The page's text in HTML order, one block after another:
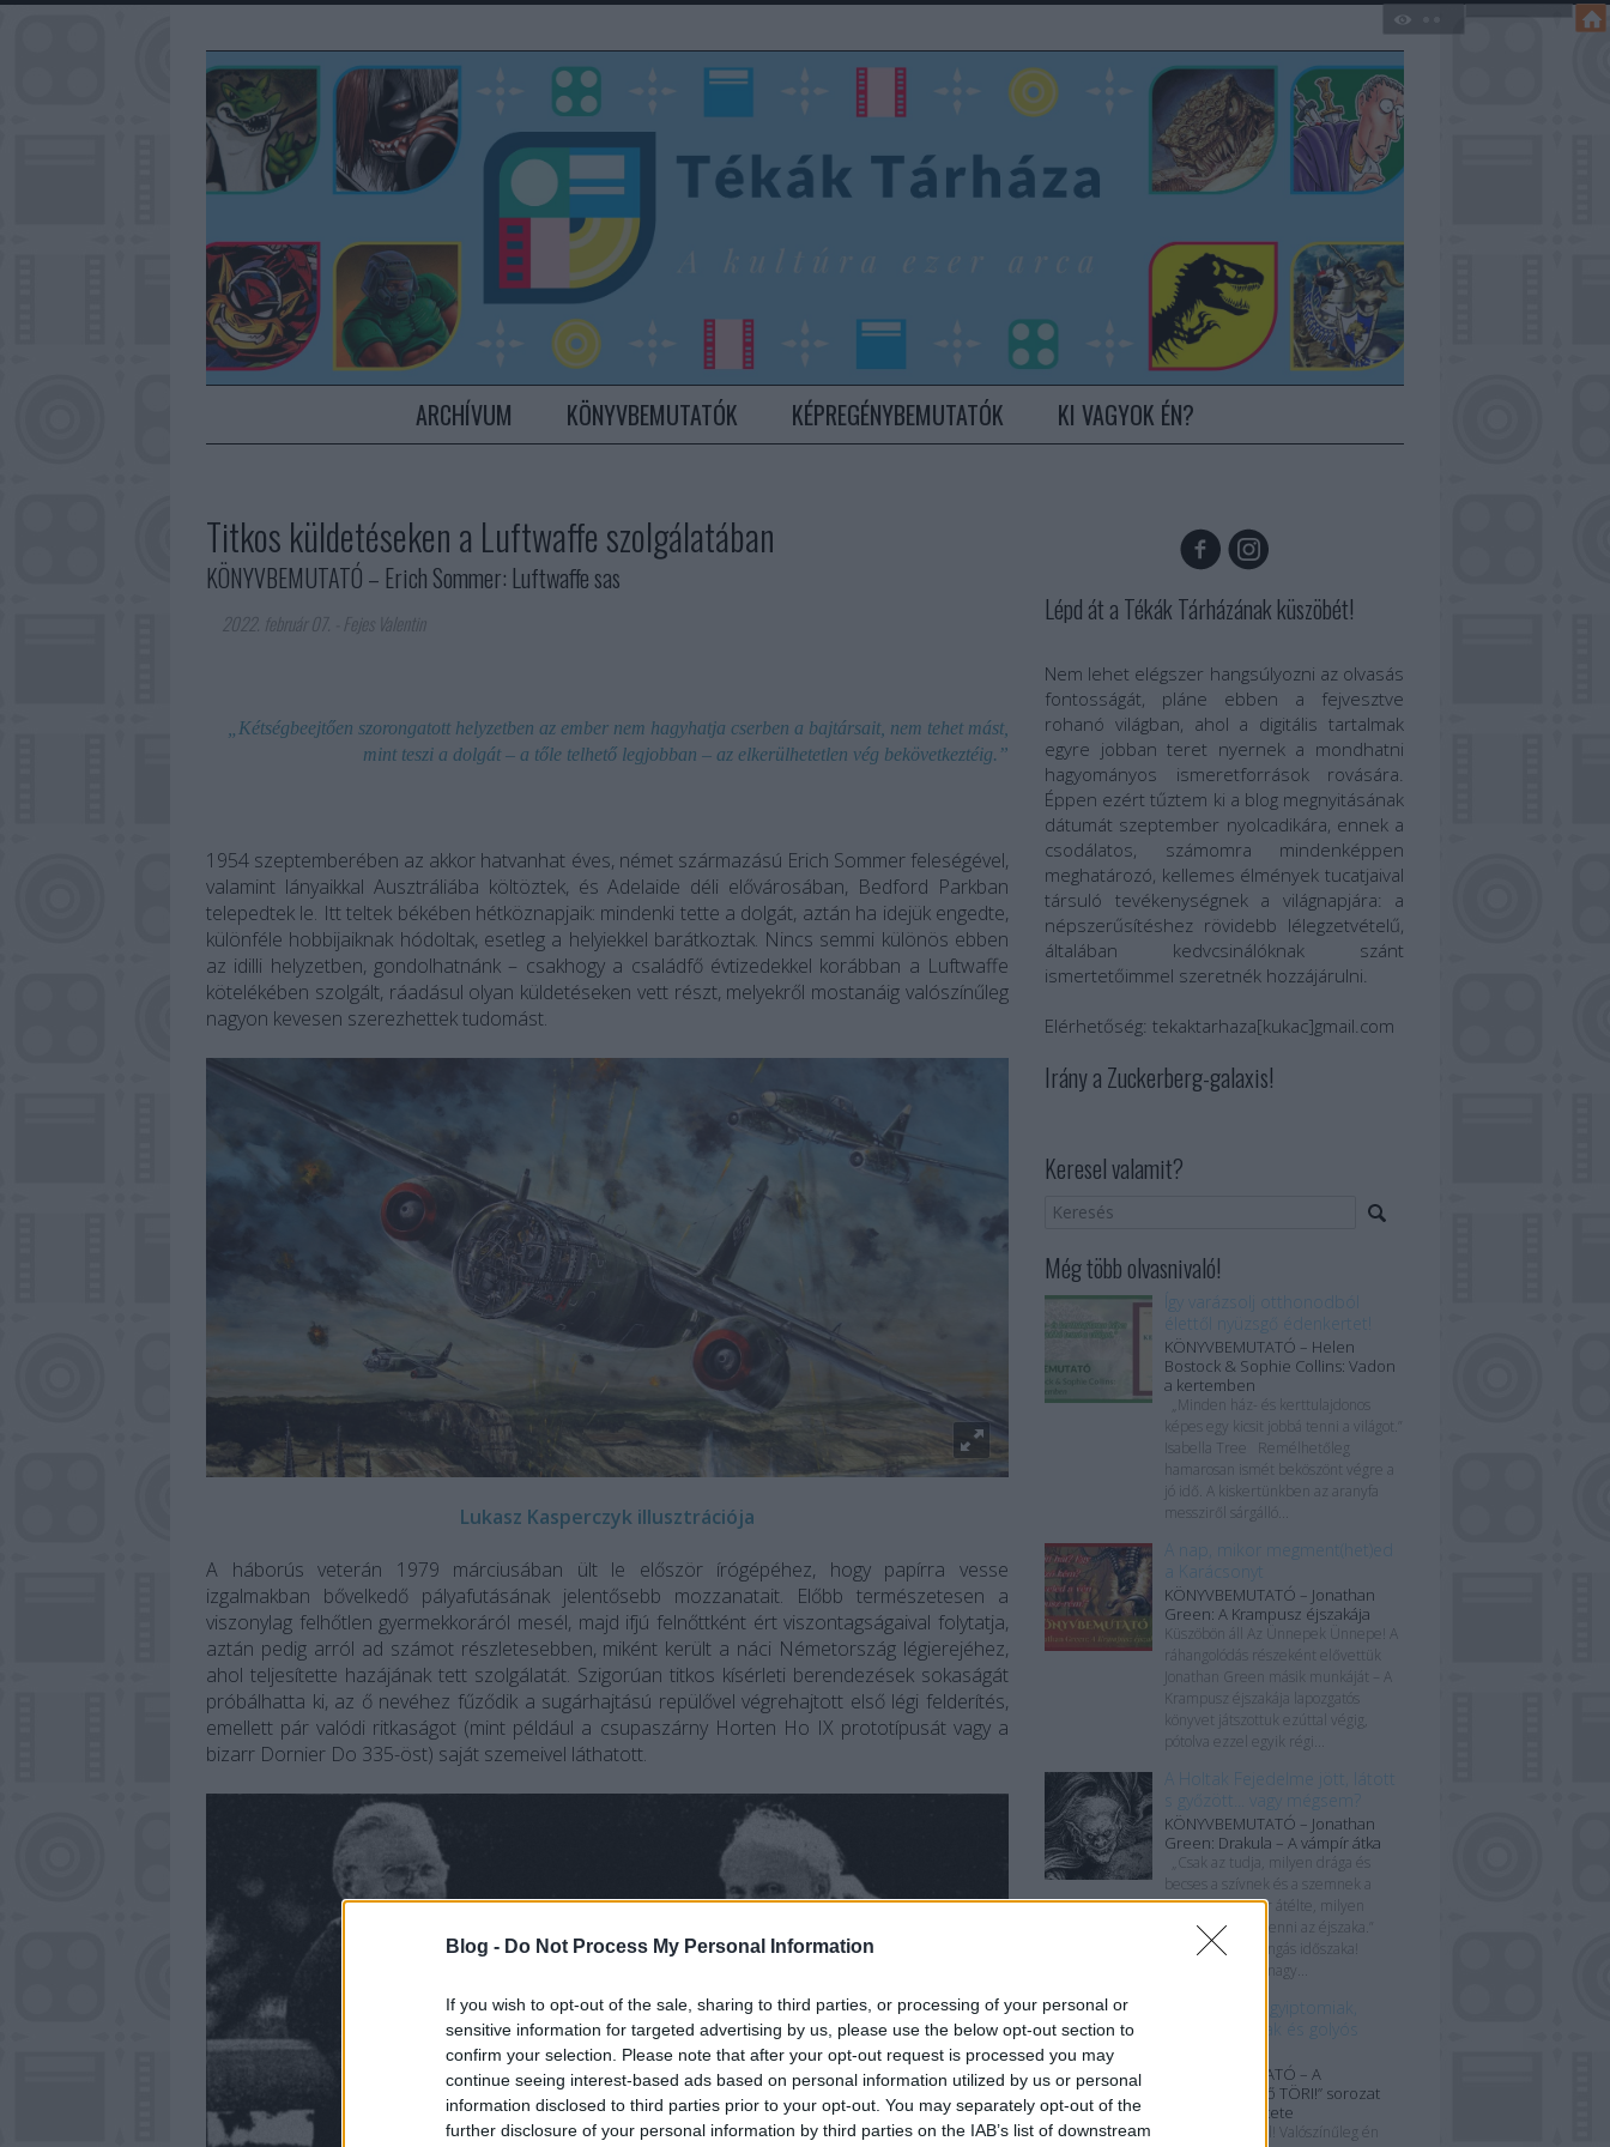
Blog - Do Not Process My Personal Information
If you wish to opt-out of the sale, sharing to third parties, or processing of your personal or
sensitive information for targeted advertising by us, please use the below opt-out section to
confirm your selection. Please note that after your opt-out request is processed you may
continue seeing interest-based ads based on personal information utilized by us or personal
information disclosed to third parties prior to your opt-out. You may separately opt-out of the
further disclosure of your personal information by third parties on the IAB’s list of downstream
ARCHÍVUM KÖNYVBEMUTATÓK KÉPREGÉNYBEMUTATÓK KI VAGYOK ÉN?
Titkos küldetéseken a Luftwaffe szolgálatában
KÖNYVBEMUTATÓ – Erich Sommer: Luftwaffe sas
2022. február 07. Fejes Valentin
„Kétségbeejtően szorongatott helyzetben az ember nem hagyhatja cserben a bajtársait, nem tehet mást,
mint teszi a dolgát – a tőle telhető legjobban – az elkerülhetetlen vég bekövetkeztéig.”
1954 szeptemberében az akkor hatvanhat éves, német származású Erich Sommer feleségével,
valamint lányaikkal Ausztráliába költöztek, és Adelaide déli elővárosában, Bedford Parkban
telepedtek le. Itt teltek békében hétköznapjaik: mindenki tette a dolgát, aztán ha idejük engedte,
különféle hobbijaiknak hódoltak, esetleg a helyiekkel barátkoztak. Nincs semmi különös ebben
az idilli helyzetben, gondolhatnánk – csakhogy a családfő évtizedekkel korábban a Luftwaffe
kötelékében szolgált, ráadásul olyan küldetéseken vett részt, melyekről mostanáig valószínűleg
nagyon kevesen szerezhettek tudomást.
Lukasz Kasperczyk illusztrációja
A háborús veterán 1979 márciusában ült le először írógépéhez, hogy papírra vesse
izgalmakban bővelkedő pályafutásának jelentősebb mozzanatait. Előbb természetesen a
viszonylag felhőtlen gyermekkoráról mesél, majd ifjú felnőttként ért viszontagságaival folytatja,
aztán pedig arról ad számot részletesebben, miként került a náci Németország légierejéhez,
ahol teljesítette hazájának tett szolgálatát. Szigorúan titkos kísérleti berendezések sokaságát
próbálhatta ki, az ő nevéhez fűződik a sugárhajtású repülővel végrehajtott első légi felderítés,
emellett pár valódi ritkaságot (mint például a csupaszárny Horten Ho IX prototípusát vagy a
bizarr Dornier Do 335-öst) saját szemeivel láthatott.
Lépd át a Tékák Tárházának küszöbét!
Nem lehet elégszer hangsúlyozni az olvasás
fontosságát, pláne ebben a fejvesztve
rohanó világban, ahol a digitális tartalmak
egyre jobban teret nyernek a mondhatni
hagyományos ismeretforrások rovására.
Éppen ezért tűztem ki a blog megnyitásának
dátumát szeptember nyolcadikára, ennek a
csodálatos, számomra mindenképpen
meghatározó, kellemes élmények tucatjaival
társuló tevékenységnek a világnapjára: a
népszerűsítéshez rövidebb lélegzetvételű,
általában kedvcsinálóknak szánt
ismertetőimmel szeretnék hozzájárulni.
Elérhetőség: tekaktarhaza[kukac]gmail.com
Irány a Zuckerberg-galaxis!
Keresel valamit?
Még több olvasnivaló!
Így varázsolj otthonodból
élettől nyüzsgő édenkertet!
KÖNYVBEMUTATÓ – Helen
Bostock & Sophie Collins: Vadon
a kertemben
„Minden ház- és kerttulajdonos
képes egy kicsit jobbá tenni a világot.”
Isabella Tree Remélhetőleg
hamarosan ismét beköszönt végre a
jó idő. A kiskertünkben az aranyfa
messziről sárgálló...
A nap, mikor megment(het)ed
a Karácsonyt
KÖNYVBEMUTATÓ – Jonathan
Green: A Krampusz éjszakája
Küszöbön áll Az Ünnepek Ünnepe! A
ráhangolódás részeként elővettük
Jonathan Green másik munkáját – A
Krampusz éjszakája lapozgatós
könyvet játszottuk ezúttal végig,
pótolva ezzel egyik régi...
A Holtak Fejedelme jött, látott
s győzött... vagy mégsem?
KÖNYVBEMUTATÓ – Jonathan
Green: Drakula – A vámpír átka
„Csak az tudja, milyen drága és
becses a szívnek és a szemnek a
pirkadat, aki már átélte, milyen
gyötrelmes tud lenni az éjszaka.”
Ismét itt a borzongás időszaka!
Ezúttal egy régi nagy...
Eszeveszett egyiptomiak,
rémes rómaiak és golyós
KÖNYVBEMUTATÓ – A
„RRRrrrrettentő TÖRI!” sorozat
első három kötete
Csapás a múltból! Valószínűleg én